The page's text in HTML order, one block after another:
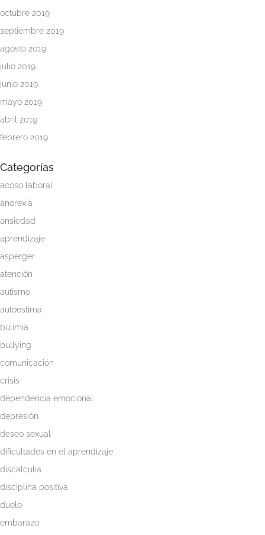
Metodología
Servicios
octubre 2019
septiembre 2019
agosto 2019
julio 2019
junio 2019
mayo 2019
abril 2019
febrero 2019
Categorías
acoso laboral
anorexia
ansiedad
aprendizaje
asperger
atención
autismo
autoestima
bulimia
bullying
comunicación
crisis
dependencia emocional
depresión
deseo sexual
dificultades en el aprendizaje
discalculia
disciplina positiva
duelo
embarazo